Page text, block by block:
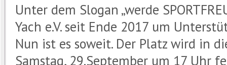
Unter dem Slogan „werde
Yach e.V. seit Ende 2017 um
Nun ist es soweit. Der Platz wird in
Samstag, 29.September um 17 Uhr